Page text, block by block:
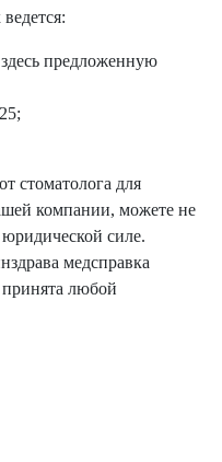
предложенную
;
стоматолога для
компании, можете не
силе.
медсправка
любой